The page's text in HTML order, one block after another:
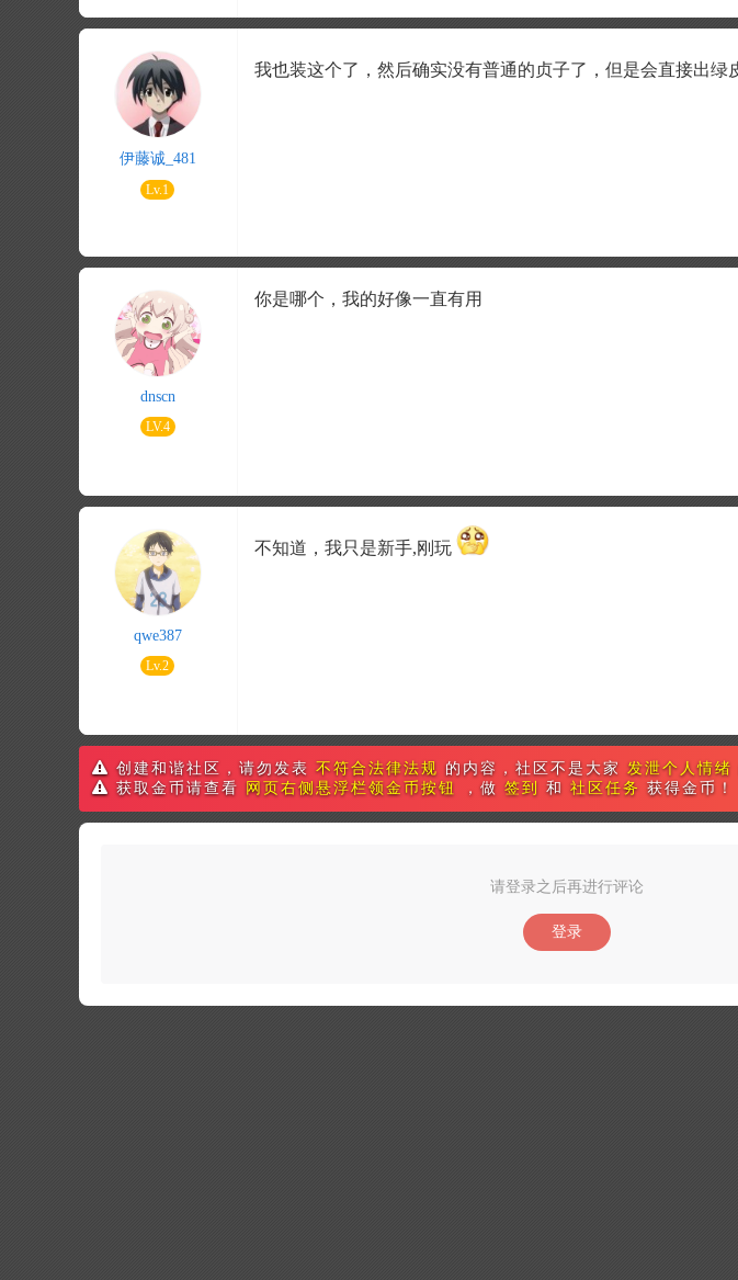
伊藤诚_481
Lv.1
我也装这个了，然后确实没有普通的贞子了，但是会直接出绿
dnscn
LV.4
你是哪个，我的好像一直有用
qwe387
Lv.2
不知道，我只是新手,刚玩
创建和谐社区，请勿发表 不符合法律法规 的内容，社区不是大家 发泄个人情绪
获取金币请查看
网页右侧悬浮栏领金币按钮 ，做 签到 和 社区任务 获得金币！
请登录之后再进行评论
登录